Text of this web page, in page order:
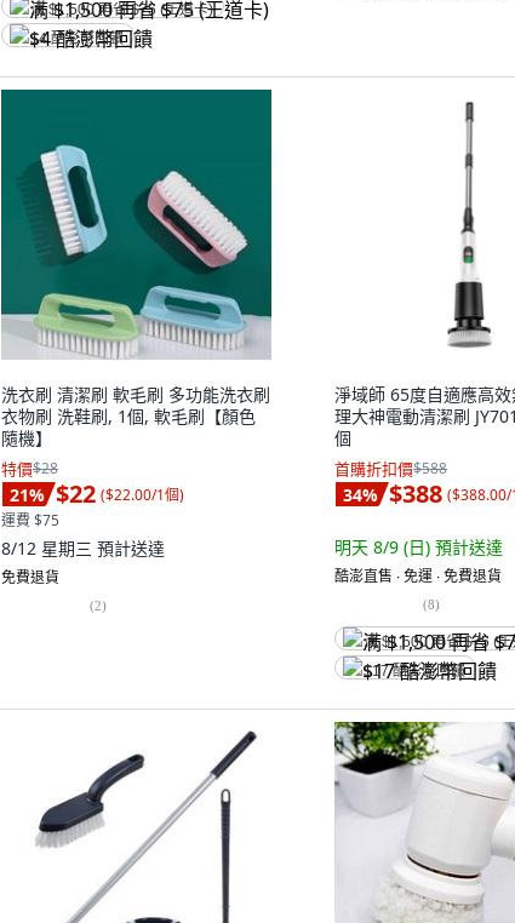
满 $1,500 再省 $75 (王道卡)
$4 酷澎幣回饋
洗衣刷 清潔刷 軟毛刷 多功能洗衣刷
衣物刷 洗鞋刷, 1個, 軟毛刷【顏色
隨機】
特價$28
21% $22 ($22.00/1個)
運費 $75
8/12 星期三 預計送達
免費退貨
(2)
淨域師 65度自適應高
理大神電動清潔刷
個
首購折扣價$588
34% $388 ($388.00/
明天 8/9 (日) 預計送達
酷澎直售 ∙ 免運 ∙ 免費退貨
(8)
满 $1,500 再省 $75 (
$17 酷澎幣回饋